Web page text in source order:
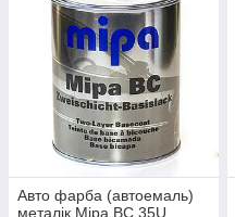
Авто фарба (автоемаль)
металік Mipa BC 35U